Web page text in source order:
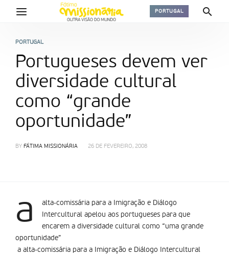
PORTUGAL
PORTUGAL
Portugueses devem ver
diversidade cultural
como “grande
oportunidade”
BY FÁTIMA MISSIONÁRIA 26 DE FEVEREIRO, 2008
a
alta-comissária para a Imigração e Diálogo
Intercultural apelou aos portugueses para que
encarem a diversidade cultural como “uma grande
oportunidade”
a alta-comissária para a Imigração e Diálogo Intercultural